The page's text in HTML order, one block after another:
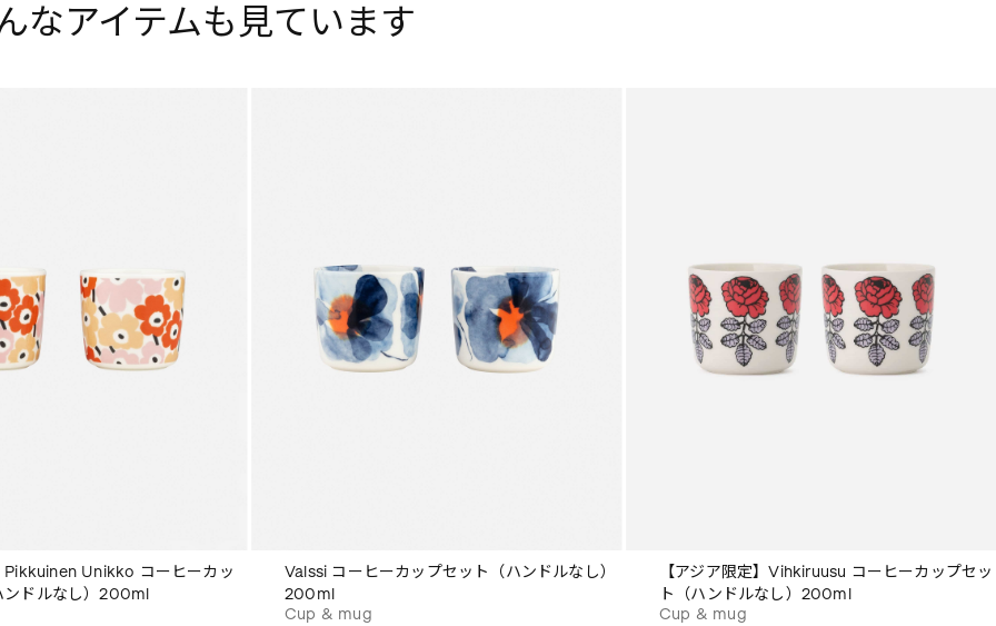
なアイテムも見ています
Pikkuinen Unikko コーヒーカッ
ンドルなし）200ml
Valssi コーヒーカップセット（ハンドルなし）
200ml
Cup & mug
【アジア限定】Vihkiruusu コーヒーカップセッ
ト（ハンドルなし）200ml
Cup & mug